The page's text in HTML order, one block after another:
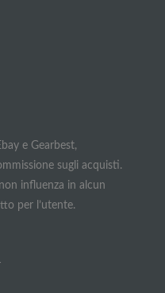
e Gearbest,
sugli acquisti.
influenza in alcun
per l’utente.